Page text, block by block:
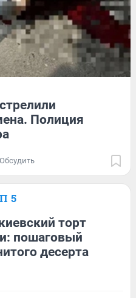
Полиция
Обсудить
5
торт
пошаговый
десерта